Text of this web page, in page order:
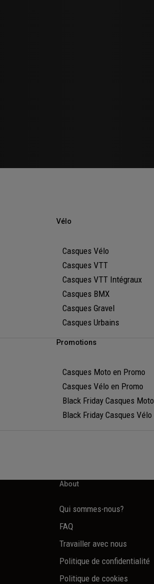
Vélo
Casques Vélo
Casques VTT
Casques VTT Intégraux
Casques BMX
Casques Gravel
Casques Urbains
Promotions
Casques Moto en Promo
Casques Vélo en Promo
Black Friday Casques Moto
Black Friday Casques Vélo
About
Qui sommes-nous?
FAQ
Travailler avec nous
Politique de confidentialité
Politique de cookies